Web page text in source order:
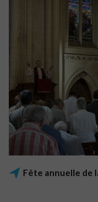
Fête annuelle de